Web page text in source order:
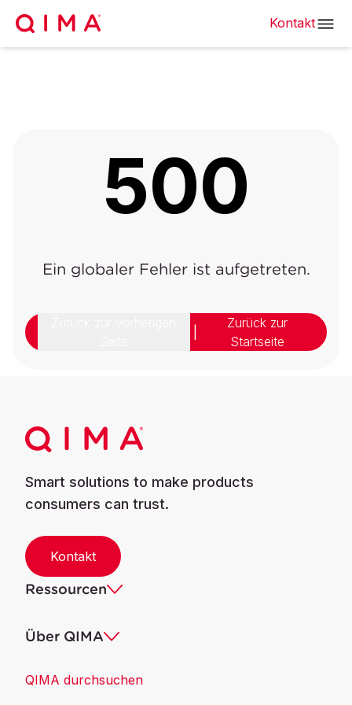
Kontakt
500
Ein globaler Fehler ist aufgetreten.
Zurück zur
Startseite
Smart solutions to make products
consumers can trust.
Kontakt
Ressourcen
Über QIMA
QIMA durchsuchen